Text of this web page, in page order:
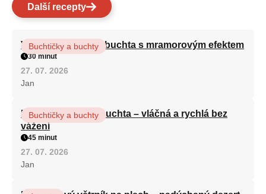
Další recepty
Vláčná olejová litá buchta s mramorovým efektem
Buchtičky a buchty
30 minut
27. 07. 2026
Jan
Hrnková maková buchta – vláčná a rychlá bez
vážení
Buchtičky a buchty
45 minut
27. 07. 2026
Jan